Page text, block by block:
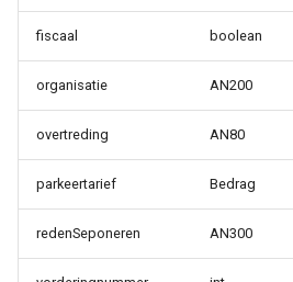
fiscaal boolean
organisatie AN200
overtreding AN80
parkeertarief Bedrag
redenSeponeren AN300